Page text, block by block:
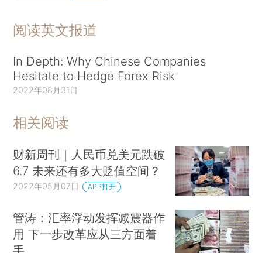
阅读英文报道
In Depth: Why Chinese Companies
Hesitate to Hedge Forex Risk
2022年08月31日
相关阅读
财新周刊｜人民币兑美元跌破
6.7 未来还有多大贬值空间？
2022年05月07日 APP打开
管涛：汇率浮动发挥减震器作
用 下一步改革应从三方面着